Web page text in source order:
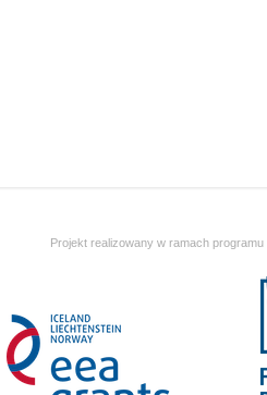
Projekt realizowany w ramach